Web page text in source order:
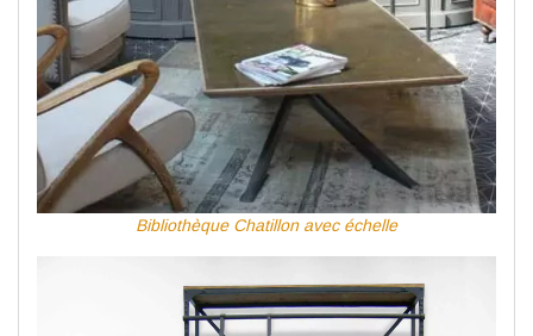
Bibliothèque Chatillon avec échelle